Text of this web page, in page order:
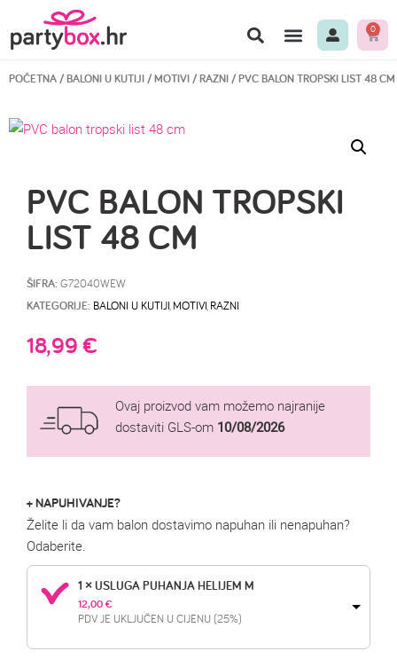
0
POČETNA/BALONI U KUTIJI/MOTIVI/RAZNI/ PVC BALON TROPSKI LIST 48 CM
PVC BALON TROPSKI
LIST 48 CM
ŠIFRA: G72040WEW
KATEGORIJE: BALONI U KUTIJI MOTIVI RAZNI
18,99€
Ovaj proizvod vam možemo najranije
dostaviti GLS-om 10/08/2026
+ NAPUHIVANJE?
Želite li da vam balon dostavimo napuhan ili nenapuhan?
Odaberite.
1 × USLUGA PUHANJA HELIJEM M
12,00 €
PDV JE UKLJUČEN U CIJENU (25%)